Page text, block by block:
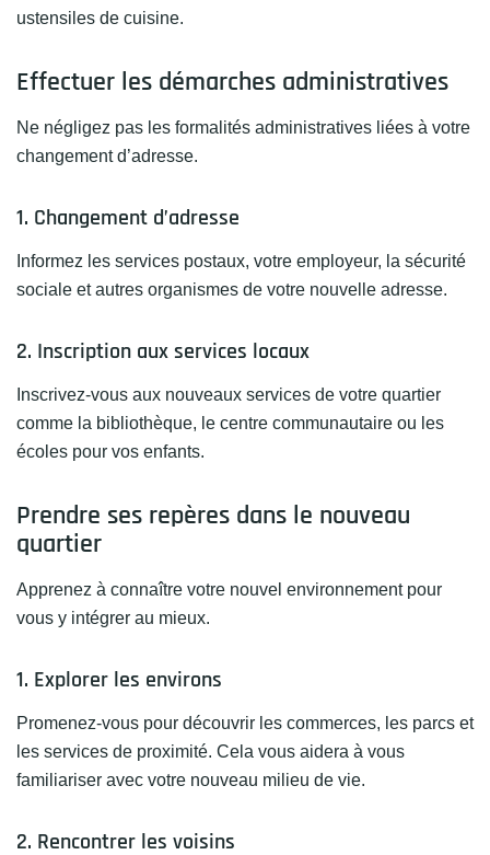
ustensiles de cuisine.
Effectuer les démarches administratives
Ne négligez pas les formalités administratives liées à votre
changement d’adresse.
1. Changement d’adresse
Informez les services postaux, votre employeur, la sécurité
sociale et autres organismes de votre nouvelle adresse.
2. Inscription aux services locaux
Inscrivez-vous aux nouveaux services de votre quartier
comme la bibliothèque, le centre communautaire ou les
écoles pour vos enfants.
Prendre ses repères dans le nouveau
quartier
Apprenez à connaître votre nouvel environnement pour
vous y intégrer au mieux.
1. Explorer les environs
Promenez-vous pour découvrir les commerces, les parcs et
les services de proximité. Cela vous aidera à vous
familiariser avec votre nouveau milieu de vie.
2. Rencontrer les voisins